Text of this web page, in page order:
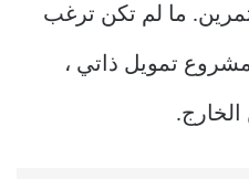
ما لم تكن ترغب
تمويل ذاتي ،